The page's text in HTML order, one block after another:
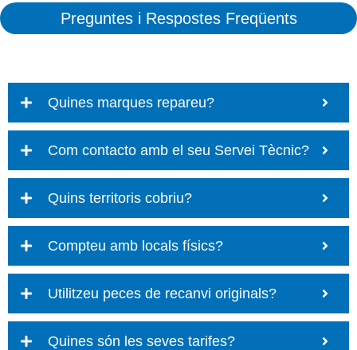
Preguntes i Respostes Freqüents
Quines marques repareu?
Com contacto amb el seu Servei Tècnic?
Quins territoris cobriu?
Compteu amb locals físics?
Utilitzeu peces de recanvi originals?
Quines són les seves tarifes?